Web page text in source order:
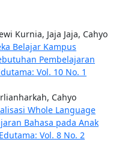
Kurnia, Jaja Jaja, Cahyo
Belajar Kampus
Pembelajaran
Vol. 10 No. 1
Cahyo
Whole Language
Bahasa pada Anak
Vol. 8 No. 2